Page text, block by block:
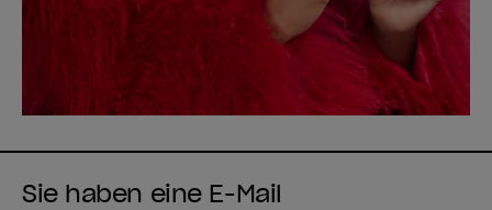
Sie haben eine E-Mail